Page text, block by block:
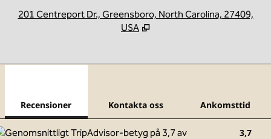
201 Centreport Dr., Greensboro, North Carolina, 27409,
USA
Recensioner Kontakta oss Ankomsttid
3,7